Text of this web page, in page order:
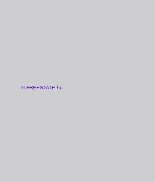
© FREESTATE.hu